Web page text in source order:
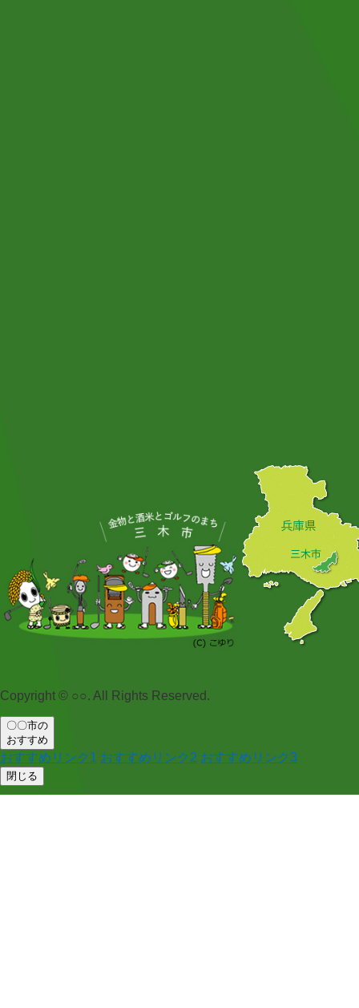
Copyright © ○○. All Rights Reserved.
〇〇市の
おすすめ
おすすめリンク1 おすすめリンク2 おすすめリンク3
閉じる